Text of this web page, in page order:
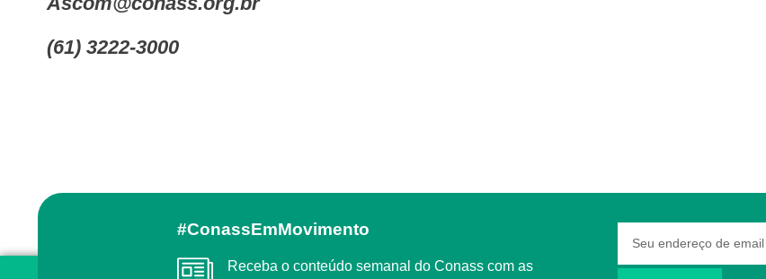
(61) 3222-3000
#ConassEmMovimento
Receba o conteúdo semanal do Conass com as